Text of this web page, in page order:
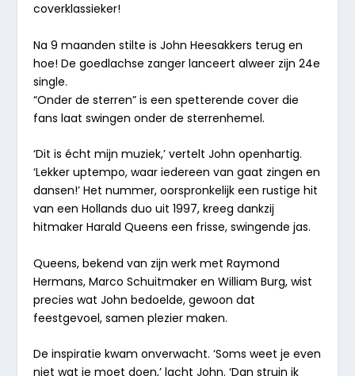
coverklassieker!
Na 9 maanden stilte is John Heesakkers terug en
hoe! De goedlachse zanger lanceert alweer zijn 24e
single.
“Onder de sterren” is een spetterende cover die
fans laat swingen onder de sterrenhemel.
‘Dit is écht mijn muziek,’ vertelt John openhartig.
‘Lekker uptempo, waar iedereen van gaat zingen en
dansen!’Het nummer, oorspronkelijk een rustige hit
van een Hollands duo uit 1997, kreeg dankzij
hitmaker Harald Queens een frisse, swingende jas.
Queens, bekend van zijn werk met Raymond
Hermans, Marco Schuitmaker en William Burg, wist
precies wat John bedoelde, gewoon dat
feestgevoel, samen plezier maken.
De inspiratie kwam onverwacht.‘Soms weet je even
niet wat je moet doen,’lacht John.‘Dan struin ik